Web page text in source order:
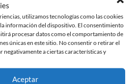
utilizamos tecnologías como las cookies
información del dispositivo. El consentimiento
procesar datos como el comportamiento de
únicas en este sitio. No consentir o retirar el
negativamente a ciertas características y
Aceptar
música navidad perros
política programa rozas
universidad visualia Ágora